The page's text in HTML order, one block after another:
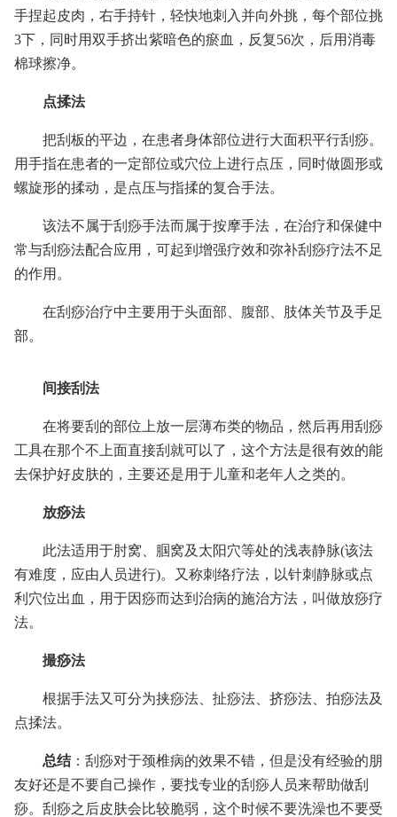
手捏起皮肉，右手持针，轻快地刺入并向外挑，每个部位挑
3下，同时用双手挤出紫暗色的瘀血，反复56次，后用消毒
棉球擦净。
点揉法
把刮板的平边，在患者身体部位进行大面积平行刮痧。
用手指在患者的一定部位或穴位上进行点压，同时做圆形或
螺旋形的揉动，是点压与指揉的复合手法。
该法不属于刮痧手法而属于按摩手法，在治疗和保健中
常与刮痧法配合应用，可起到增强疗效和弥补刮痧疗法不足
的作用。
在刮痧治疗中主要用于头面部、腹部、肢体关节及手足
部。
间接刮法
在将要刮的部位上放一层薄布类的物品，然后再用刮痧
工具在那个不上面直接刮就可以了，这个方法是很有效的能
去保护好皮肤的，主要还是用于儿童和老年人之类的。
放痧法
此法适用于肘窝、腘窝及太阳穴等处的浅表静脉(该法
有难度，应由人员进行)。又称刺络疗法，以针刺静脉或点
利穴位出血，用于因痧而达到治病的施治方法，叫做放痧疗
法。
撮痧法
根据手法又可分为挟痧法、扯痧法、挤痧法、拍痧法及
点揉法。
总结：刮痧对于颈椎病的效果不错，但是没有经验的朋
友好还是不要自己操作，要找专业的刮痧人员来帮助做刮
痧。刮痧之后皮肤会比较脆弱，这个时候不要洗澡也不要受